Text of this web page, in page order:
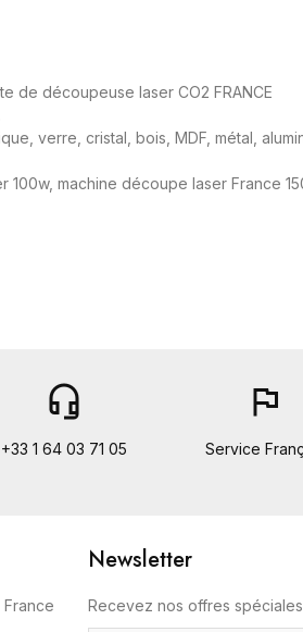
de découpeuse laser CO2 FRANCE
verre, cristal, bois, MDF, métal,
machine découpe laser France
headset_mic
+33 1 64 03 71 05
flag
Service
France
Newsletter
Recevez nos offres spéciales